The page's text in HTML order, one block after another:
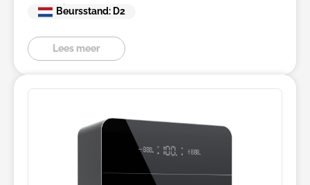
4000 Mix AC+Beursstand: D2
Lees meer